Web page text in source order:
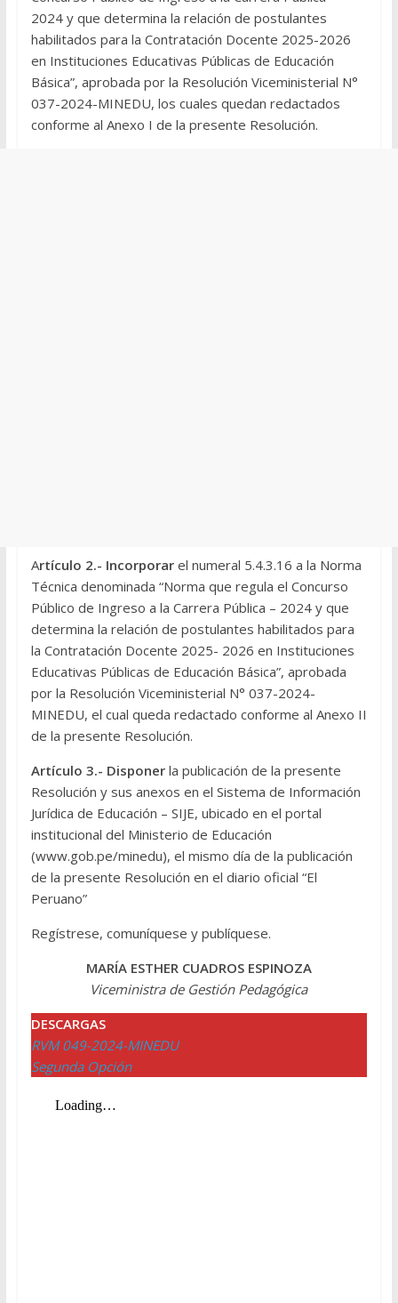
2024 y que determina la relación de postulantes
habilitados para la Contratación Docente 2025-2026
en Instituciones Educativas Públicas de Educación
Básica”, aprobada por la Resolución Viceministerial N°
037-2024-MINEDU, los cuales quedan redactados
conforme al Anexo I de la presente Resolución.
Artículo 2.- Incorporarel numeral 5.4.3.16 a la Norma
Técnica denominada “Norma que regula el Concurso
Público de Ingreso a la Carrera Pública – 2024 y que
determina la relación de postulantes habilitados para
la Contratación Docente 2025- 2026 en Instituciones
Educativas Públicas de Educación Básica”, aprobada
por la Resolución Viceministerial N° 037-2024-
MINEDU, el cual queda redactado conforme al Anexo II
de la presente Resolución.
Artículo 3.- Disponer la publicación de la presente
Resolución y sus anexos en el Sistema de Información
Jurídica de Educación – SIJE, ubicado en el portal
institucional del Ministerio de Educación
(www.gob.pe/minedu), el mismo día de la publicación
de la presente Resolución en el diario oficial “El
Peruano”
Regístrese, comuníquese y publíquese.
MARÍA ESTHER CUADROS ESPINOZA
Viceministra de Gestión Pedagógica
DESCARGAS
RVM 049-2024-MINEDU
Segunda Opción